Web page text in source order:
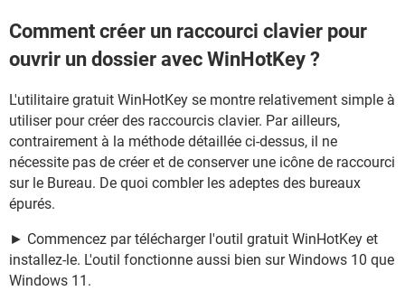
Comment créer un raccourci clavier pour
ouvrir un dossier avec WinHotKey ?
L'utilitaire gratuit WinHotKey se montre relativement simple à
utiliser pour créer des raccourcis clavier. Par ailleurs,
contrairement à la méthode détaillée ci-dessus, il ne
nécessite pas de créer et de conserver une icône de raccourci
sur le Bureau. De quoi combler les adeptes des bureaux
épurés.
► Commencez par télécharger l'outil gratuit WinHotKey et
installez-le. L'outil fonctionne aussi bien sur Windows 10 que
Windows 11.